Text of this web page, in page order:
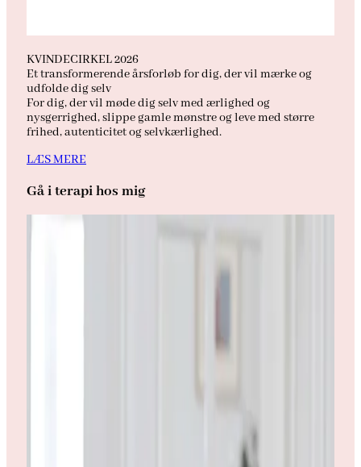
KVINDECIRKEL 2026
Et transformerende årsforløb for dig, der vil mærke og
udfolde dig selv
For dig, der vil møde dig selv med ærlighed og
nysgerrighed, slippe gamle mønstre og leve med større
frihed, autenticitet og selvkærlighed.
LÆS MERE
Gå i terapi hos mig